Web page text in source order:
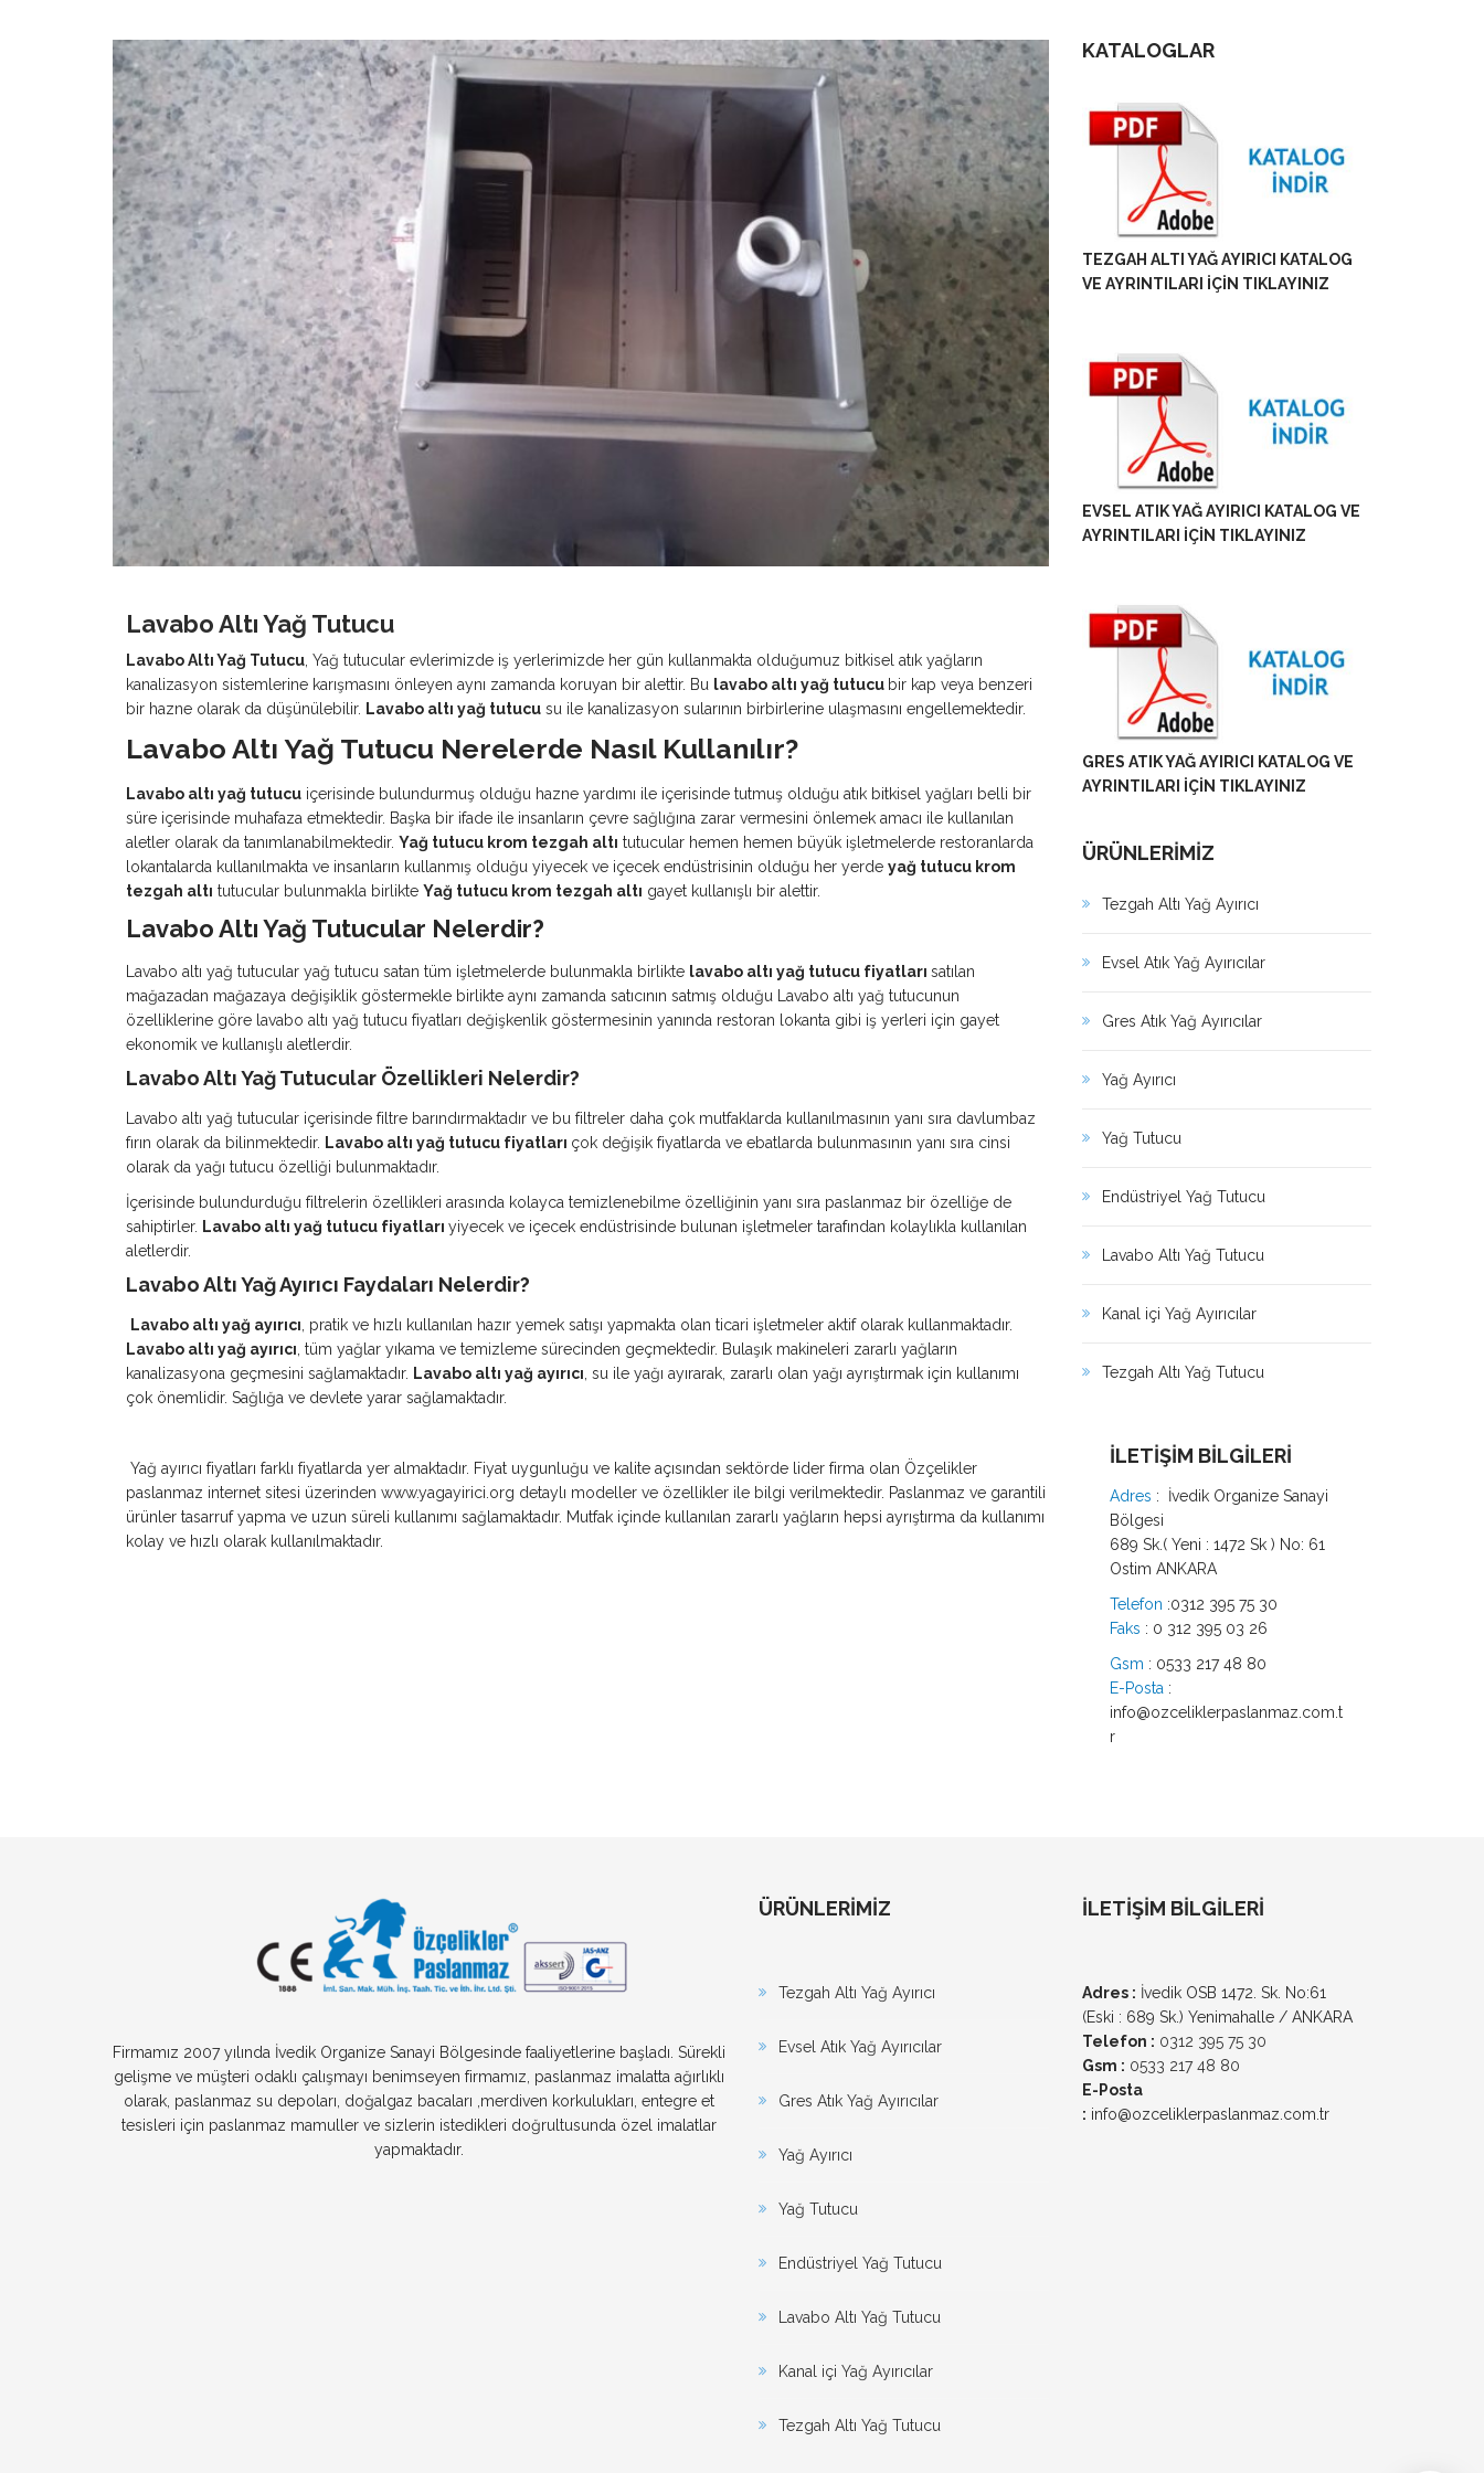
Lavabo Altı Yağ Tutucu
Lavabo Altı Yağ Tutucu , Yağ tutucular evlerimizde iş yerlerimizde her gün kullanmakta olduğumuz bitkisel atık yağların
kanalizasyon sistemlerine karışmasını önleyen aynı zamanda koruyan bir alettir. Bu lavabo altı yağ tutucu bir kap veya benzeri
bir hazne olarak da düşünülebilir. Lavabo altı yağ tutucu su ile kanalizasyon sularının birbirlerine ulaşmasını engellemektedir.
Lavabo Altı Yağ Tutucu Nerelerde Nasıl Kullanılır?
Lavabo altı yağ tutucu içerisinde bulundurmuş olduğu hazne yardımı ile içerisinde tutmuş olduğu atık bitkisel yağları belli bir
süre içerisinde muhafaza etmektedir. Başka bir ifade ile insanların çevre sağlığına zarar vermesini önlemek amacı ile kullanılan
aletler olarak da tanımlanabilmektedir. Yağ tutucu krom tezgah altı tutucular hemen hemen büyük işletmelerde restoranlarda
lokantalarda kullanılmakta ve insanların kullanmış olduğu yiyecek ve içecek endüstrisinin olduğu her yerde yağ tutucu krom
tezgah altı tutucular bulunmakla birlikte Yağ tutucu krom tezgah altı gayet kullanışlı bir alettir.
Lavabo Altı Yağ Tutucular Nelerdir?
Lavabo altı yağ tutucular yağ tutucu satan tüm işletmelerde bulunmakla birlikte lavabo altı yağ tutucu fiyatları satılan
mağazadan mağazaya değişiklik göstermekle birlikte aynı zamanda satıcının satmış olduğu Lavabo altı yağ tutucunun
özelliklerine göre lavabo altı yağ tutucu fiyatları değişkenlik göstermesinin yanında restoran lokanta gibi iş yerleri için gayet
ekonomik ve kullanışlı aletlerdir.
Lavabo Altı Yağ Tutucular Özellikleri Nelerdir?
Lavabo altı yağ tutucular içerisinde filtre barındırmaktadır ve bu filtreler daha çok mutfaklarda kullanılmasının yanı sıra davlumbaz
fırın olarak da bilinmektedir. Lavabo altı yağ tutucu fiyatları çok değişik fiyatlarda ve ebatlarda bulunmasının yanı sıra cinsi
olarak da yağı tutucu özelliği bulunmaktadır.
İçerisinde bulundurduğu filtrelerin özellikleri arasında kolayca temizlenebilme özelliğinin yanı sıra paslanmaz bir özelliğe de
sahiptirler. Lavabo altı yağ tutucu fiyatları yiyecek ve içecek endüstrisinde bulunan işletmeler tarafından kolaylıkla kullanılan
aletlerdir.
Lavabo Altı Yağ Ayırıcı Faydaları Nelerdir?
Lavabo altı yağ ayırıcı , pratik ve hızlı kullanılan hazır yemek satışı yapmakta olan ticari işletmeler aktif olarak kullanmaktadır.
Lavabo altı yağ ayırıcı , tüm yağlar yıkama ve temizleme sürecinden geçmektedir. Bulaşık makineleri zararlı yağların
kanalizasyona geçmesini sağlamaktadır. Lavabo altı yağ ayırıcı , su ile yağı ayırarak, zararlı olan yağı ayrıştırmak için kullanımı
çok önemlidir. Sağlığa ve devlete yarar sağlamaktadır.
Yağ ayırıcı fiyatları farklı fiyatlarda yer almaktadır. Fiyat uygunluğu ve kalite açısından sektörde lider firma olan Özçelikler
paslanmaz internet sitesi üzerinden www.yagayirici.org detaylı modeller ve özellikler ile bilgi verilmektedir. Paslanmaz ve garantili
ürünler tasarruf yapma ve uzun süreli kullanımı sağlamaktadır. Mutfak içinde kullanılan zararlı yağların hepsi ayrıştırma da kullanımı
kolay ve hızlı olarak kullanılmaktadır.
KATALOGLAR
TEZGAH ALTI YAĞ AYIRICI KATALOG
VE AYRINTILARI İÇİN TIKLAYINIZ
EVSEL ATIK YAĞ AYIRICI KATALOG VE
AYRINTILARI İÇİN TIKLAYINIZ
GRES ATIK YAĞ AYIRICI KATALOG VE
AYRINTILARI İÇİN TIKLAYINIZ
ÜRÜNLERİMİZ
Tezgah Altı Yağ Ayırıcı
Evsel Atık Yağ Ayırıcılar
Gres Atık Yağ Ayırıcılar
Yağ Ayırıcı
Yağ Tutucu
Endüstriyel Yağ Tutucu
Lavabo Altı Yağ Tutucu
Kanal içi Yağ Ayırıcılar
Tezgah Altı Yağ Tutucu
İLETİŞİM BİLGİLERİ
Adres : İvedik Organize Sanayi
Bölgesi
689 Sk.( Yeni : 1472 Sk ) No: 61
Ostim ANKARA
Telefon :0312 395 75 30
Faks : 0 312 395 03 26
Gsm : 0533 217 48 80
E-Posta :
info@ozceliklerpaslanmaz.com.t
r
Firmamız 2007 yılında İvedik Organize Sanayi Bölgesinde faaliyetlerine başladı. Sürekli
gelişme ve müşteri odaklı çalışmayı benimseyen firmamız, paslanmaz imalatta ağırlıklı
olarak, paslanmaz su depoları, doğalgaz bacaları ,merdiven korkulukları, entegre et
tesisleri için paslanmaz mamuller ve sizlerin istedikleri doğrultusunda özel imalatlar
yapmaktadır.
ÜRÜNLERİMİZ
Tezgah Altı Yağ Ayırıcı
Evsel Atık Yağ Ayırıcılar
Gres Atık Yağ Ayırıcılar
Yağ Ayırıcı
Yağ Tutucu
Endüstriyel Yağ Tutucu
Lavabo Altı Yağ Tutucu
Kanal içi Yağ Ayırıcılar
Tezgah Altı Yağ Tutucu
İLETİŞİM BİLGİLERİ
Adres : İvedik OSB 1472. Sk. No:61
(Eski : 689 Sk.) Yenimahalle / ANKARA
Telefon : 0312 395 75 30
Gsm : 0533 217 48 80
E-Posta
: info@ozceliklerpaslanmaz.com.tr